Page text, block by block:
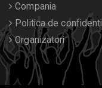
Compania
Politica de
Organizatori